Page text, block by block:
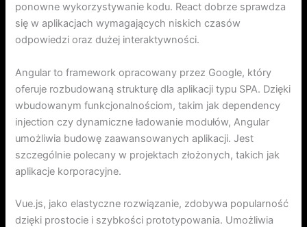
ponowne wykorzystywanie kodu. React dobrze sprawdza
się w aplikacjach wymagających niskich czasów
odpowiedzi oraz dużej interaktywności.
Angular to framework opracowany przez Google, który
oferuje rozbudowaną strukturę dla aplikacji typu SPA. Dzięki
wbudowanym funkcjonalnościom, takim jak dependency
injection czy dynamiczne ładowanie modułów, Angular
umożliwia budowę zaawansowanych aplikacji. Jest
szczególnie polecany w projektach złożonych, takich jak
aplikacje korporacyjne.
Vue.js, jako elastyczne rozwiązanie, zdobywa popularność
dzięki prostocie i szybkości prototypowania. Umożliwia